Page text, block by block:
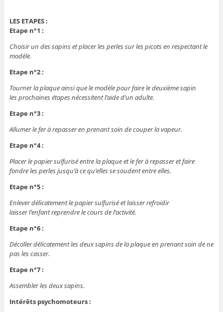
LES ETAPES :
Etape n°1 :
Choisir un des sapins et placer les perles sur les picots en respectant le
modèle.
Etape n°2 :
Tourner la plaque ainsi que le modèle pour faire le deuxième sapin
les prochaines étapes nécessitent l’aide d’un adulte.
Etape n°3 :
Allumer le fer à repasser en prenant soin de couper la vapeur.
Etape n°4 :
Placer le papier sulfurisé entre la plaque et le fer à repasser et faire
fondre les perles jusqu’à ce qu’elles se soudent entre elles.
Etape n°5 :
Enlever délicatement le papier sulfurisé et laisser refroidir
laisser l’enfant reprendre le cours de l’activité.
Etape n°6 :
Décoller délicatement les deux sapins de la plaque en prenant soin de ne
pas les casser.
Etape n°7 :
Assembler les deux sapins.
Intérêts psychomoteurs :